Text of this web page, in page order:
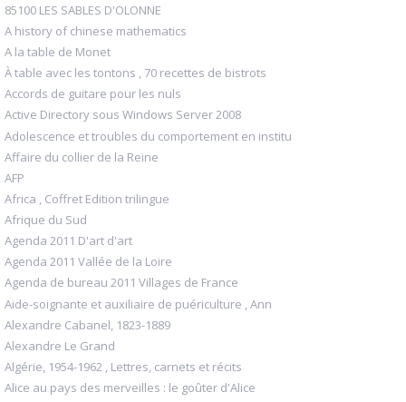
85100 LES SABLES D'OLONNE
A history of chinese mathematics
A la table de Monet
À table avec les tontons , 70 recettes de bistrots
Accords de guitare pour les nuls
Active Directory sous Windows Server 2008
Adolescence et troubles du comportement en institu
Affaire du collier de la Reine
AFP
Africa , Coffret Edition trilingue
Afrique du Sud
Agenda 2011 D'art d'art
Agenda 2011 Vallée de la Loire
Agenda de bureau 2011 Villages de France
Aide-soignante et auxiliaire de puériculture , Ann
Alexandre Cabanel, 1823-1889
Alexandre Le Grand
Algérie, 1954-1962 , Lettres, carnets et récits
Alice au pays des merveilles : le goûter d'Alice